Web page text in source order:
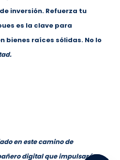
inversión. Refuerza tu
es la clave para
bienes raíces sólidas. No lo
en este camino de
digital que impulsará tu